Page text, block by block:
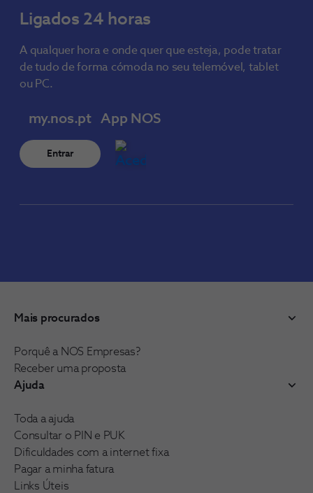
Ligados 24 horas
A qualquer hora e onde quer que esteja, pode tratar
de tudo de forma cómoda no seu telemóvel, tablet
ou PC.
my.nos.pt
Entrar
App NOS
Mais procurados
Porquê a NOS Empresas?
Receber uma proposta
Ajuda
Toda a ajuda
Consultar o PIN e PUK
Dificuldades com a internet fixa
Pagar a minha fatura
Links Úteis